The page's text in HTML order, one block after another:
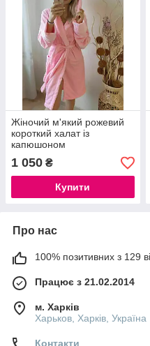
Жіночий м'який рожевий
короткий халат із
капюшоном
1 050 ₴
Купити
Про нас
100% позитивних з 129
Працює з 21.02.2014
м. Харків
Харьков, Харків, Україна
Контакти